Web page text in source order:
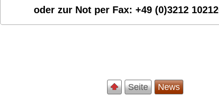
oder zur Not per Fax:+49 (0)3212
Seite News